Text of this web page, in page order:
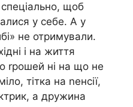
спеціально, щоб
у себе. А у
не отримували.
і на життя
rрошей ні на що не
тітка на nенсії,
а дружина